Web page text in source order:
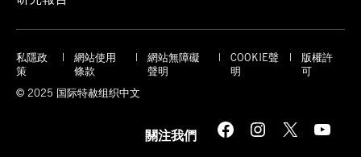
私隱政
策
網站使用
條款
網站無障礙
聲明
COOKIE聲
明
版權許
可
© 2025 国际特赦组织中文
關注我們 Facebook Instagram X YouTube